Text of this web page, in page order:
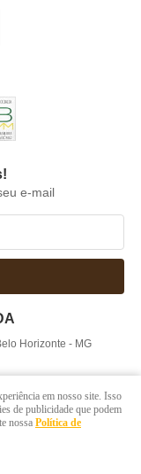
e-mail
Horizonte - MG
em nosso site. Isso
de publicidade que podem
nossa Política de